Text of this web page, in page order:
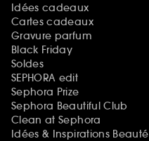
Idées cadeaux
Cartes cadeaux
Gravure parfum
Black Friday
Soldes
SEPHORA edit
Sephora Prize
Sephora Beautiful Club
Clean at Sephora
Idées & Inspirations Beauté